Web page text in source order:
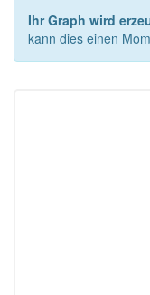
Ihr Graph wird
kann dies einen